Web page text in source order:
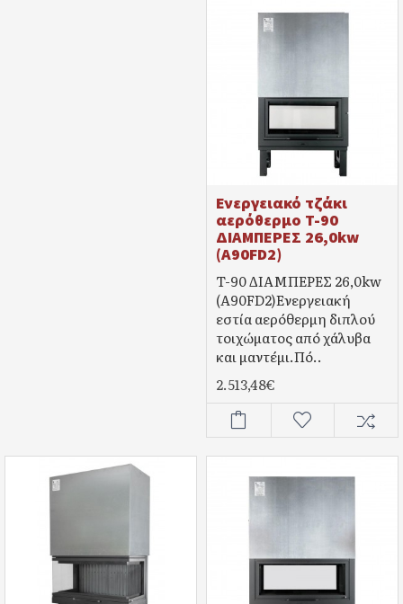
Ενεργειακό τζάκι
αερόθερμο T-90
ΔΙΑΜΠΕΡΕΣ 26,0kw
(A90FD2)
T-90 ΔΙΑΜΠΕΡΕΣ 26,0kw
(A90FD2)Ενεργειακή
εστία αερόθερμη διπλού
τοιχώματος από χάλυβα
και μαντέμι.Πό..
2.513,48€